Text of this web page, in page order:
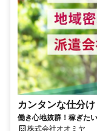
カンタンな仕分
働き心地抜群！稼ぎた
株式会社オオミヤ